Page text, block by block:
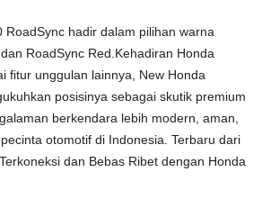
RoadSync hadir dalam pilihan warna
RoadSync Red.Kehadiran Honda
fitur unggulan lainnya, New Honda
posisinya sebagai skutik premium
berkendara lebih modern, aman,
otomotif di Indonesia. Terbaru dari
dan Bebas Ribet dengan Honda